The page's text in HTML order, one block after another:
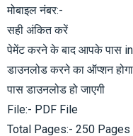
मोबाइल नंबर:-
सही अंकित करें
पेमेंट करने के बाद आपके पास
डाउनलोड करने का ऑप्शन
पास डाउनलोड हो जाएगी
File:- PDF File
Total Pages:- 250 Pages